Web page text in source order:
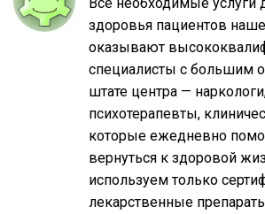
Все необходимые услуги
здоровья пациентов
оказывают
специалисты с большим
штате центра —
психотерапевты,
которые ежедневно
вернуться к здоровой
используем только
лекарственные